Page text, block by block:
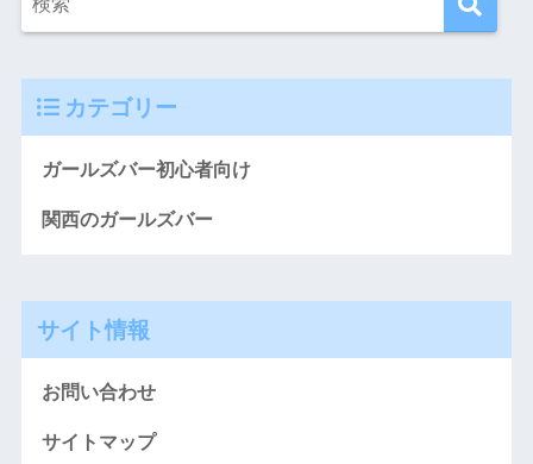
カテゴリー
ガールズバー初心者向け
関西のガールズバー
サイト情報
お問い合わせ
サイトマップ